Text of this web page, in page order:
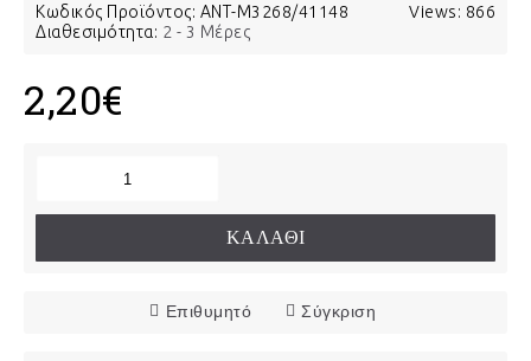
Views: 866
Κωδικός Προϊόντος: ΑΝΤ-Μ3268/41148
Διαθεσιμότητα: 2 - 3 Μέρες
2,20€
ΚΑΛΆΘΙ
Επιθυμητό Σύγκριση